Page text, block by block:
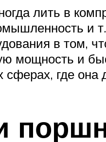
лить в
и
в том,
мощность и
сферах, где